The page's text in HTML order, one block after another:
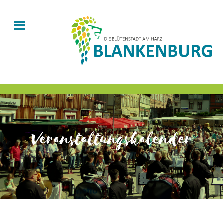
Veranstaltungskalender